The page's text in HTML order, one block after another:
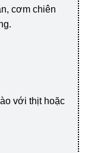
cơm chiên
với thịt hoặc